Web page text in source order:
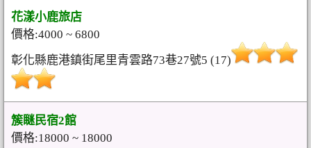
花漾小鹿旅店
價格:4000 ~ 6800
彰化縣鹿港鎮街尾里青雲路73巷27號5 (17)
簇瞇民宿2館
價格:18000 ~ 18000